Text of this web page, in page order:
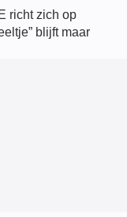
richt zich op
blijft maar